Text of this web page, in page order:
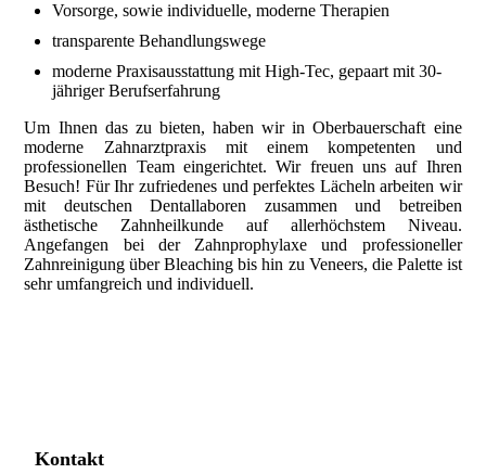
Vorsorge, sowie individuelle, moderne Therapien
transparente Behandlungswege
moderne Praxisausstattung mit High-Tec, gepaart mit 30-
jähriger Berufserfahrung
Um Ihnen das zu bieten, haben wir in Oberbauerschaft eine
moderne Zahnarztpraxis mit einem kompetenten und
professionellen Team eingerichtet. Wir freuen uns auf Ihren
Besuch! Für Ihr zufriedenes und perfektes Lächeln arbeiten wir
mit deutschen Dentallaboren zusammen und betreiben
ästhetische Zahnheilkunde auf allerhöchstem Niveau.
Angefangen bei der Zahnprophylaxe und professioneller
Zahnreinigung über Bleaching bis hin zu Veneers, die Palette ist
sehr umfangreich und individuell.
Kontakt